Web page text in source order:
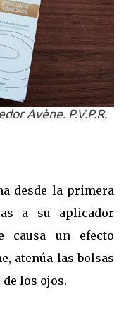
Avène. P.V.P.R.
desde la primera
a su aplicador
causa un efecto
atenúa las bolsas
los ojos.